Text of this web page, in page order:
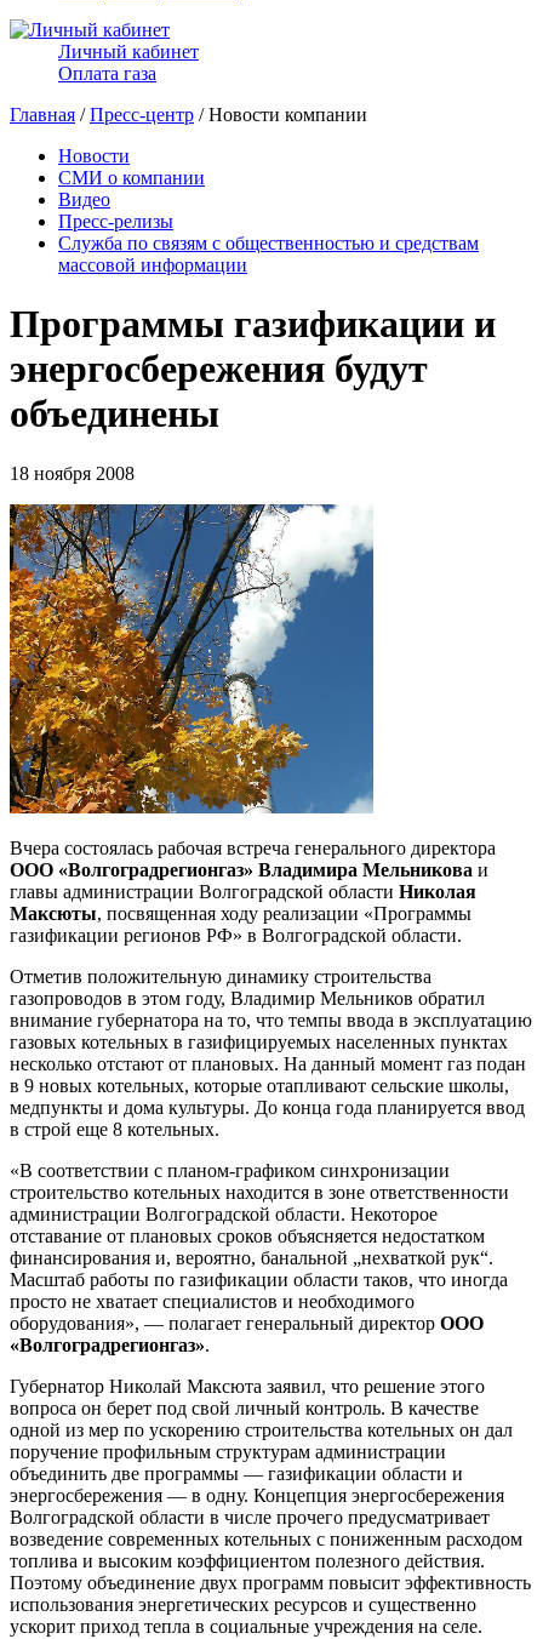
Личный кабинет
Оплата газа
Главная /Пресс-центр / Новости компании
Новости
СМИ о компании
Видео
Пресс-релизы
Служба по связям с общественностью и средствам
массовой информации
Программы газификации и
энергосбережения будут
объединены
18 ноября 2008
Вчера состоялась рабочая встреча генерального директора
ООО «Волгоградрегионгаз» Владимира Мельникова и
главы администрации Волгоградской области Николая
Максюты, посвященная ходу реализации «Программы
газификации регионов РФ» в Волгоградской области.
Отметив положительную динамику строительства
газопроводов в этом году, Владимир Мельников обратил
внимание губернатора на то, что темпы ввода в эксплуатацию
газовых котельных в газифицируемых населенных пунктах
несколько отстают от плановых. На данный момент газ подан
в 9 новых котельных, которые отапливают сельские школы,
медпункты и дома культуры. До конца года планируется ввод
в строй еще 8 котельных.
«В соответствии с планом-графиком синхронизации
строительство котельных находится в зоне ответственности
администрации Волгоградской области. Некоторое
отставание от плановых сроков объясняется недостатком
финансирования и, вероятно, банальной „нехваткой рук“.
Масштаб работы по газификации области таков, что иногда
просто не хватает специалистов и необходимого
оборудования», — полагает генеральный директор ООО
«Волгоградрегионгаз».
Губернатор Николай Максюта заявил, что решение этого
вопроса он берет под свой личный контроль. В качестве
одной из мер по ускорению строительства котельных он дал
поручение профильным структурам администрации
объединить две программы — газификации области и
энергосбережения — в одну. Концепция энергосбережения
Волгоградской области в числе прочего предусматривает
возведение современных котельных с пониженным расходом
топлива и высоким коэффициентом полезного действия.
Поэтому объединение двух программ повысит эффективность
использования энергетических ресурсов и существенно
ускорит приход тепла в социальные учреждения на селе.